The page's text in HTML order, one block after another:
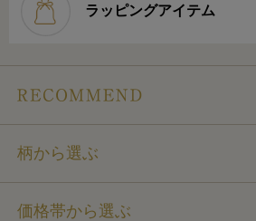
ラッピングアイテム
柄から選ぶ
価格帯から選ぶ